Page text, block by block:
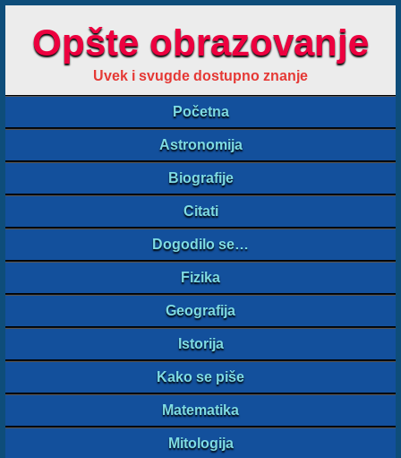
Opšte obrazovanje
Uvek i svugde dostupno znanje
Početna
Astronomija
Biografije
Citati
Dogodilo se…
Fizika
Geografija
Istorija
Kako se piše
Matematika
Mitologija